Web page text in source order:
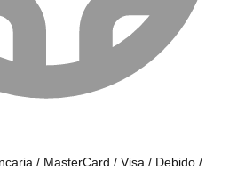
/ MasterCard / Visa / Debido /